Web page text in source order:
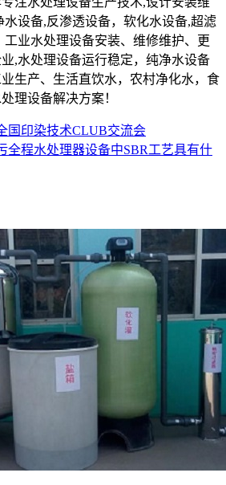
设备,反渗透设备，软化水设备,超滤
业水处理设备安装、维修维护、更
,水处理设备运行稳定，纯净水设备
生产、生活直饮水，农村净化水，食
理设备解决方案！
国印染技术CLUB交流会
全程水处理器设备中SBR工艺具有什